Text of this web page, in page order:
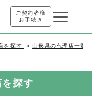
ご契約者様
お手続き
を探す 山形県の代理店一覧
探す